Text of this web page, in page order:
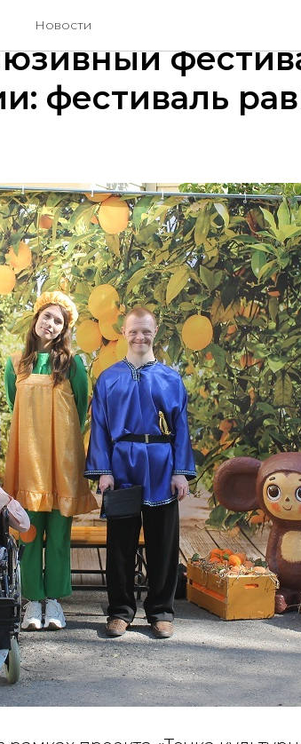
Новости
состоялся
фестиваль